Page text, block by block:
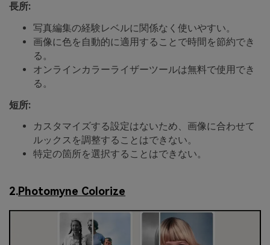
長所:
写真編集の経験レベルに関係なく使いやすい。
画像に色を自動的に適用することで時間を節約でき
る。
オンラインカラーライザーツールは無料で使用でき
る。
短所:
カスタマイズする設定はないため、画像に合わせて
ルックスを調整することはできない。
特定の箇所を選択することはできない。
2.Photomyne Colorize